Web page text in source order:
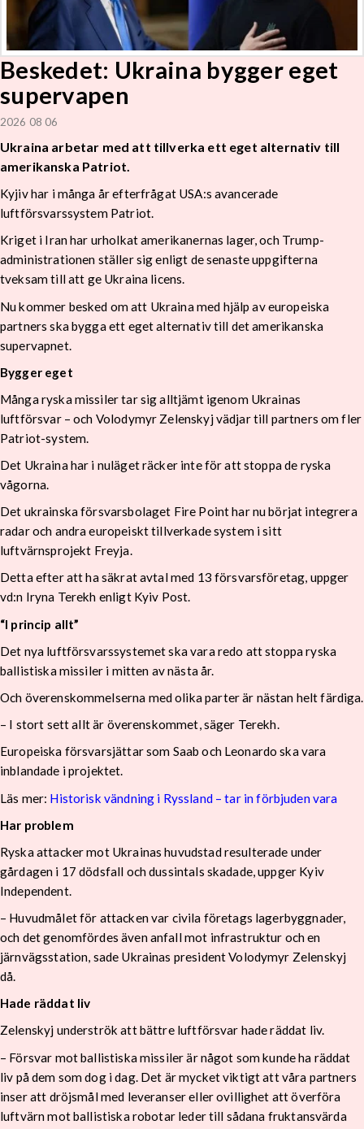
Beskedet: Ukraina bygger eget
supervapen
2026 08 06
Ukraina arbetar med att tillverka ett eget alternativ till
amerikanska Patriot.
Kyjiv har i många år efterfrågat USA:s avancerade
luftförsvarssystem Patriot.
Kriget i Iran har urholkat amerikanernas lager, och Trump-
administrationen ställer sig enligt de senaste uppgifterna
tveksam till att ge Ukraina licens.
Nu kommer besked om att Ukraina med hjälp av europeiska
partners ska bygga ett eget alternativ till det amerikanska
supervapnet.
Bygger eget
Många ryska missiler tar sig alltjämt igenom Ukrainas
luftförsvar – och Volodymyr Zelenskyj vädjar till partners om fler
Patriot-system.
Det Ukraina har i nuläget räcker inte för att stoppa de ryska
vågorna.
Det ukrainska försvarsbolaget Fire Point har nu börjat integrera
radar och andra europeiskt tillverkade system i sitt
luftvärnsprojekt Freyja.
Detta efter att ha säkrat avtal med 13 försvarsföretag, uppger
vd:n Iryna Terekh enligt Kyiv Post.
“I princip allt”
Det nya luftförsvarssystemet ska vara redo att stoppa ryska
ballistiska missiler i mitten av nästa år.
Och överenskommelserna med olika parter är nästan helt färdiga.
– I stort sett allt är överenskommet, säger Terekh.
Europeiska försvarsjättar som Saab och Leonardo ska vara
inblandade i projektet.
Läs mer: Historisk vändning i Ryssland – tar in förbjuden vara
Har problem
Ryska attacker mot Ukrainas huvudstad resulterade under
gårdagen i 17 dödsfall och dussintals skadade, uppger Kyiv
Independent.
– Huvudmålet för attacken var civila företags lagerbyggnader,
och det genomfördes även anfall mot infrastruktur och en
järnvägsstation, sade Ukrainas president Volodymyr Zelenskyj
då.
Hade räddat liv
Zelenskyj underströk att bättre luftförsvar hade räddat liv.
– Försvar mot ballistiska missiler är något som kunde ha räddat
liv på dem som dog i dag. Det är mycket viktigt att våra partners
inser att dröjsmål med leveranser eller ovillighet att överföra
luftvärn mot ballistiska robotar leder till sådana fruktansvärda